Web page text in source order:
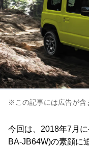
※この記事には広告が含
今回は、2018年7月
BA-JB64W)の素顔に